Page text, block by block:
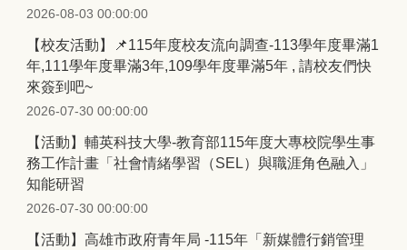
2026-08-03 00:00:00
【校友活動】📌115年度校友流向調查-113學年度畢滿1
年,111學年度畢滿3年,109學年度畢滿5年 , 請校友們快
來簽到吧~
2026-07-30 00:00:00
【活動】輔英科技大學-教育部115年度大專校院學生事
務工作計畫「社會情緒學習（SEL）與職涯角色融入」
知能研習
2026-07-30 00:00:00
【活動】高雄市政府青年局 -115年「新媒體行銷管理